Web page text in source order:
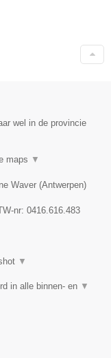
wel in de provincie
maps ▼
Waver (Antwerpen)
nr: 0416.616.483
▼
in alle binnen- en ▼